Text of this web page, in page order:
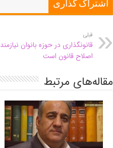
اشتراک گذاری
قبلی
قانونگذاری در حوزه بانوان نیازمند
اصلاح قانون است
مقاله‌های مرتبط